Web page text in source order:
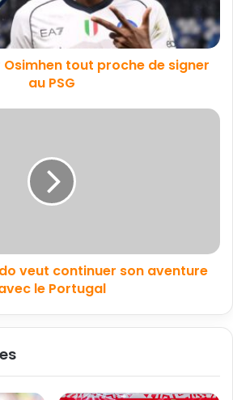
tout proche de signer
au PSG
veut continuer son aventure
le Portugal